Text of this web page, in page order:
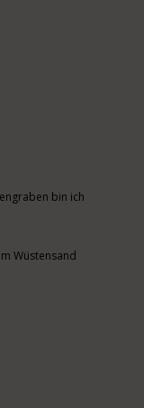
bin ich
Wüstensand